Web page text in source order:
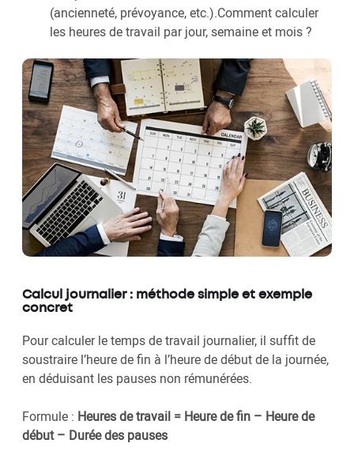
(ancienneté, prévoyance, etc.).Comment calculer
les heures de travail par jour, semaine et mois ?
Calcul journalier : méthode simple et exemple
concret
Pour calculer le temps de travail journalier, il suffit de
soustraire l’heure de fin à l’heure de début de la journée,
en déduisant les pauses non rémunérées.
Formule : Heures de travail = Heure de fin – Heure de
début – Durée des pauses